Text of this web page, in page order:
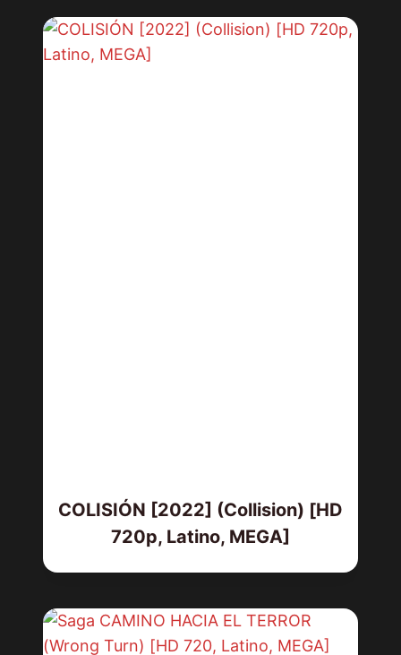
COLISIÓN [2022] (Collision) [HD
720p, Latino, MEGA]